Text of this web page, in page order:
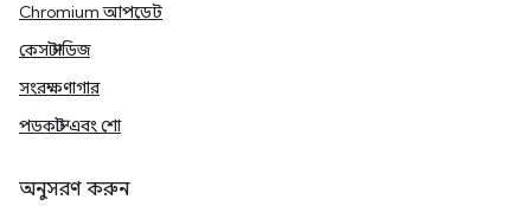
Chromium আপডেট
কেস স্টাডিজ
সংরক্ষণাগার
পডকাস্ট এবং শো
অনুসরণ করুন